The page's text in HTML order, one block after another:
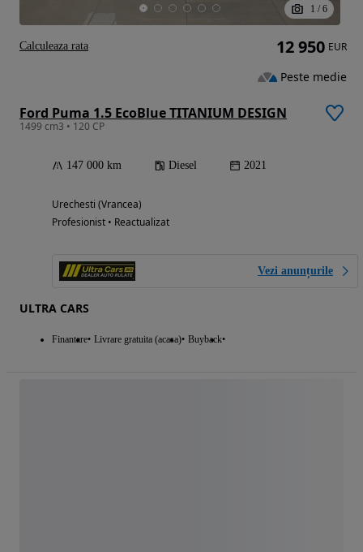
1 / 6
Ford Puma 1.5 EcoBlue TITANIUM DESIGN
1499 cm3 • 120 CP
147 000 km Diesel 2021
Urechesti (Vrancea)
Profesionist • Reactualizat
Vezi anunțurile
ULTRA CARS
Finantare Livrare gratuita (acasa) Buyback
12 950 EUR
Peste medie
Calculeaza rata